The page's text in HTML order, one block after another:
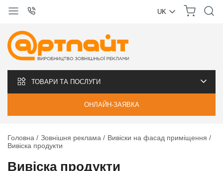
UK
ТОВАРИ ТА ПОСЛУГИ
ОНЛАЙН-ЗАЯВКА
Головна Зовнішня реклама
Вивіски на фасад приміщення
Вивіска продукти
Вивіска продукти